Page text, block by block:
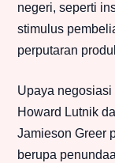
negeri, seperti
stimulus
perputaran
Upaya
Howard Lutnik
Jamieson Greer
berupa